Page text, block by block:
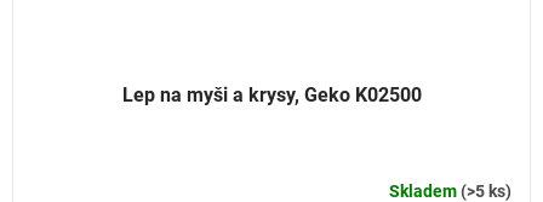
Lep na myši a krysy, Geko K02500
Skladem(>5 ks)